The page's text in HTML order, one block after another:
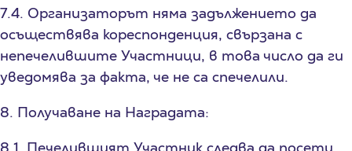
7.4. Организаторът няма задължението да
осъществява кореспонденция, свързана с
непечелившите Участници, в това число да ги
уведомява за факта, че не са спечелили.
8. Получаване на Наградата:
8.1. Печелившият Участник следва да посети